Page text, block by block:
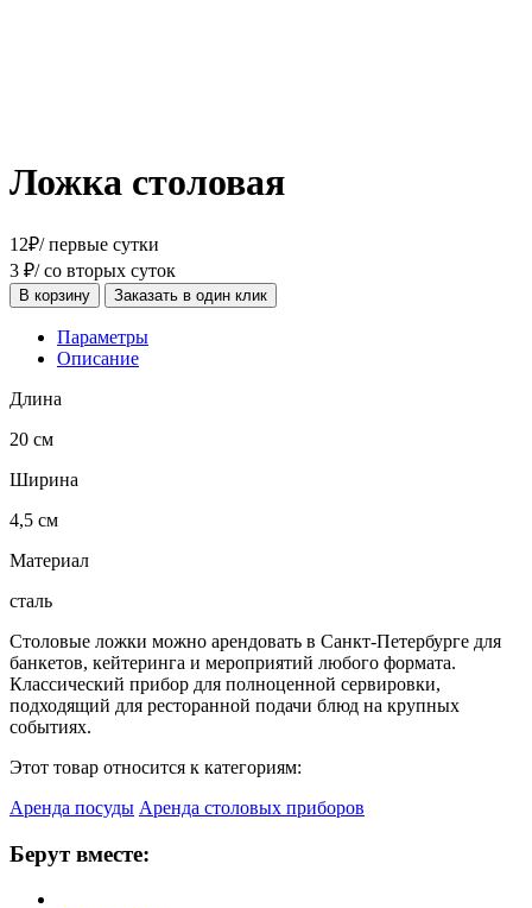
Ложка столовая
12₽/ первые сутки
3 ₽/ со вторых суток
В корзину Заказать в один клик
Параметры
Описание
Длина
20 см
Ширина
4,5 см
Материал
сталь
Столовые ложки можно арендовать в Санкт-Петербурге для
банкетов, кейтеринга и мероприятий любого формата.
Классический прибор для полноценной сервировки,
подходящий для ресторанной подачи блюд на крупных
событиях.
Этот товар относится к категориям:
Аренда посуды Аренда столовых приборов
Берут вместе: